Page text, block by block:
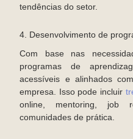
tendências do setor.
4. Desenvolvimento de
Com base nas
programas de
acessíveis e alinhados
empresa. Isso pode incluir
online, mentoring, job
comunidades de prática.